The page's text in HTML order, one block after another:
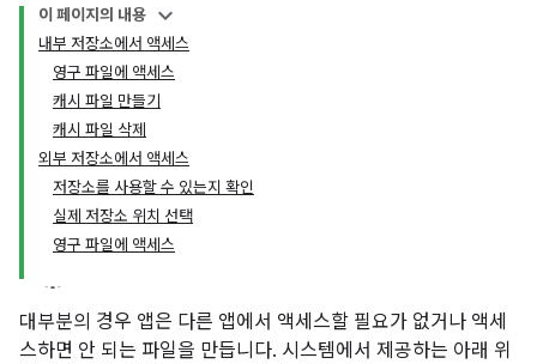
이 페이지의 내용
내부 저장소에서 액세스
영구 파일에 액세스
캐시 파일 만들기
캐시 파일 삭제
외부 저장소에서 액세스
저장소를 사용할 수 있는지 확인
실제 저장소 위치 선택
영구 파일에 액세스
대부분의 경우 앱은 다른 앱에서 액세스할 필요가 없거나 액세
스하면 안 되는 파일을 만듭니다. 시스템에서 제공하는 아래 위